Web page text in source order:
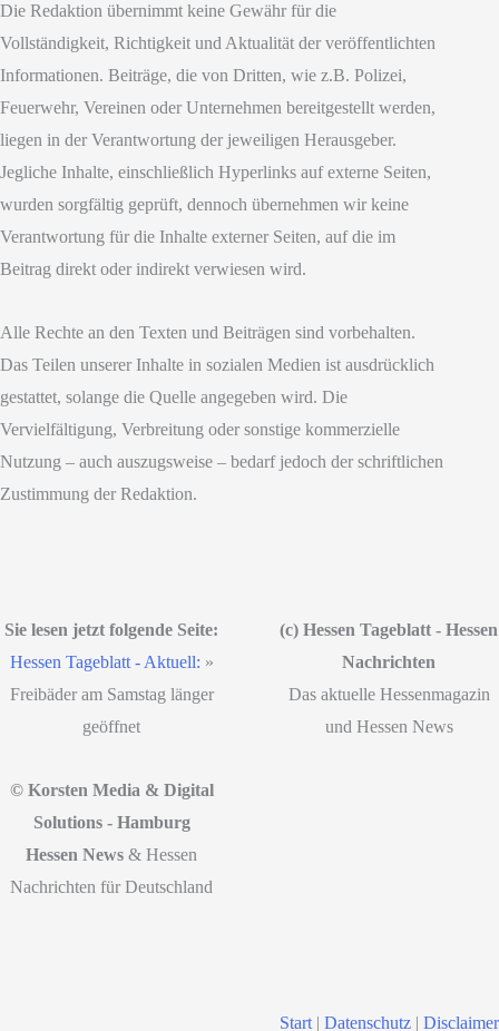
Die Redaktion übernimmt keine Gewähr für die
Vollständigkeit, Richtigkeit und Aktualität der veröffentlichten
Informationen. Beiträge, die von Dritten, wie z.B. Polizei,
Feuerwehr, Vereinen oder Unternehmen bereitgestellt werden,
liegen in der Verantwortung der jeweiligen Herausgeber.
Jegliche Inhalte, einschließlich Hyperlinks auf externe Seiten,
wurden sorgfältig geprüft, dennoch übernehmen wir keine
Verantwortung für die Inhalte externer Seiten, auf die im
Beitrag direkt oder indirekt verwiesen wird.
Alle Rechte an den Texten und Beiträgen sind vorbehalten.
Das Teilen unserer Inhalte in sozialen Medien ist ausdrücklich
gestattet, solange die Quelle angegeben wird. Die
Vervielfältigung, Verbreitung oder sonstige kommerzielle
Nutzung – auch auszugsweise – bedarf jedoch der schriftlichen
Zustimmung der Redaktion.
Sie lesen jetzt folgende Seite:
Hessen Tageblatt - Aktuell: »
Freibäder am Samstag länger
geöffnet
(c) Hessen Tageblatt - Hessen
Nachrichten
Das aktuelle Hessenmagazin
und Hessen News
© Korsten Media & Digital
Solutions - Hamburg
Hessen News & Hessen
Nachrichten für Deutschland
Start | Datenschutz | Disclaimer